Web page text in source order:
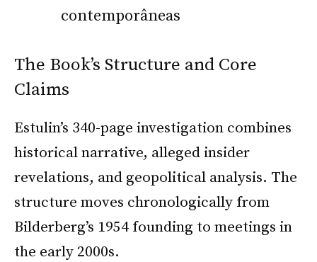
contemporâneas
The Book’s Structure and Core
Claims
Estulin’s 340-page investigation combines
historical narrative, alleged insider
revelations, and geopolitical analysis. The
structure moves chronologically from
Bilderberg’s 1954 founding to meetings in
the early 2000s.